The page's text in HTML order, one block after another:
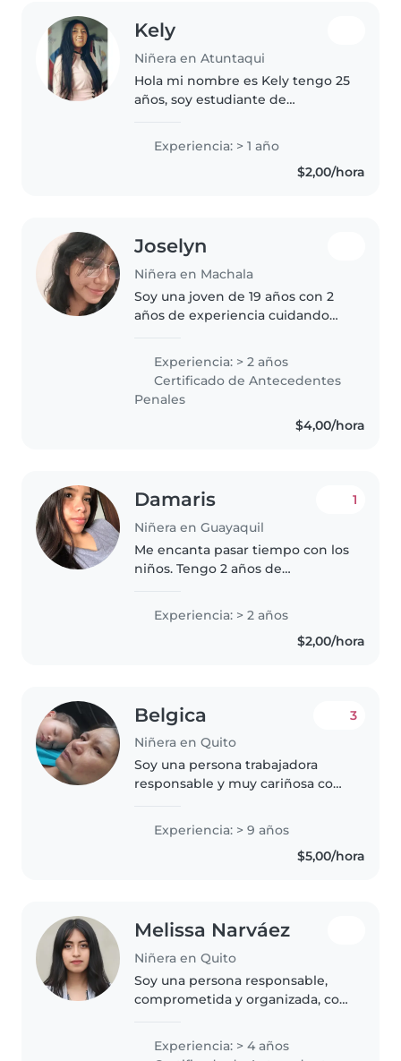
Kely
Niñera en Atuntaqui
Hola mi nombre es Kely tengo 25
años, soy estudiante de
experiencia en el cuidado
infantil en bebes y niños soy una
persona responsable con el
Experiencia: > 1 año
$2,00/hora
Joselyn
Niñera en Machala
Soy una joven de 19 años con 2
años de experiencia cuidando
bebés hasta adolescentes. Tengo
habilidades en dibujo, lectura,
manualidades, música y..
Experiencia: > 2 años
Certificado de Antecedentes
Penales
$4,00/hora
Damaris
Niñera en Guayaquil
1
Me encanta pasar tiempo con los
niños. Tengo 2 años de
una persona divertida, amigable
y creativa. Me apasiona hacer
Experiencia: > 2 años
$2,00/hora
Belgica
Niñera en Quito
3
Soy una persona trabajadora
responsable y muy cariñosa con
me rodean respetuosa y me
gusta ASER ejercicios y
actividades con los niños y
Experiencia: > 9 años
$5,00/hora
Melissa Narváez
Niñera en Quito
Soy una persona responsable,
comprometida y organizada, con
agua y saneamiento ambiental,
lo que me ha permitido
Experiencia: > 4 años